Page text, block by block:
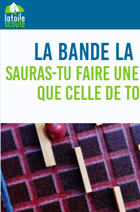
LA BANDE LA
SAURAS-TU FAIRE
QUE CELLE DE